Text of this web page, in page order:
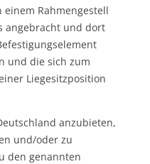
Rahmengestell
angebracht und dort
und die sich zum
Liegesitzposition
anzubieten,
und/oder zu
den genannten